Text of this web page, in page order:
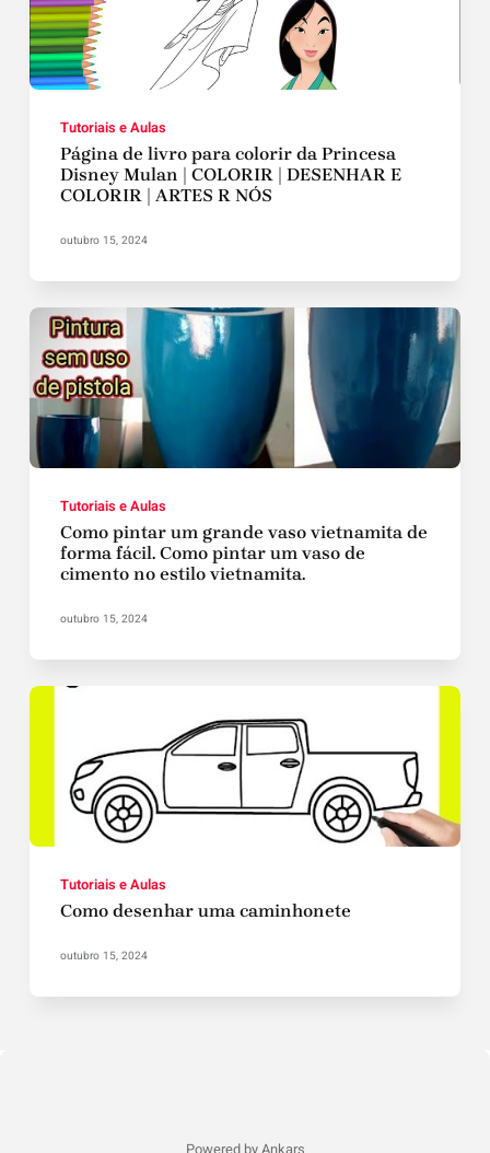
Tutoriais e Aulas
Página de livro para colorir da Princesa
Disney Mulan | COLORIR | DESENHAR E
COLORIR | ARTES R NÓS
outubro 15, 2024
Tutoriais e Aulas
Como pintar um grande vaso vietnamita de
forma fácil. Como pintar um vaso de
cimento no estilo vietnamita.
outubro 15, 2024
Tutoriais e Aulas
Como desenhar uma caminhonete
outubro 15, 2024